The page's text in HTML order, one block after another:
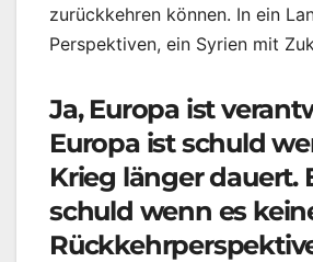
zurückkehren können. In ein
Perspektiven, ein Syrien mit
Ja, Europa ist
Europa ist schuld
Krieg länger dauert.
schuld wenn es